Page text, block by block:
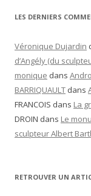
LES DERNIERS
Véronique Dujardin
d’Angély (du
monique dans
BARRIQUAULT dans
FRANCOIS dans La
DROIN dans Le
sculpteur Albert
RETROUVER UN